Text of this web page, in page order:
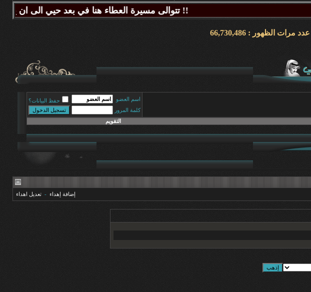
اسم العضو
حفظ البيانات؟
كلمة المرور
التقويم
إضافة إهداء - تعديل اهداء